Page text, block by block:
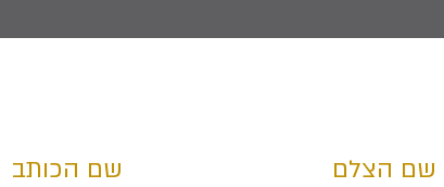
שם הצלם
שם הכותב